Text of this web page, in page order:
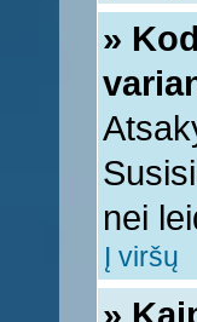
»
nei
Į viršų